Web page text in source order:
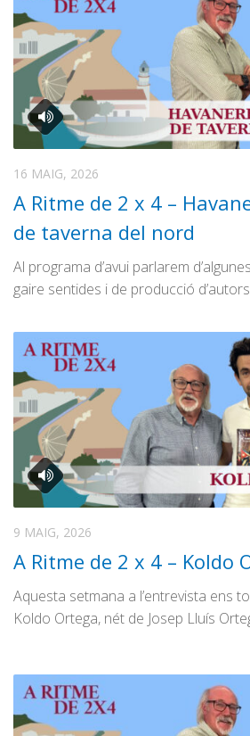
16 MAIG, 2026
A Ritme de 2 x 4 –
de taverna del nord
Al programa d’avui parlarem
gaire sentides i de producció
9 MAIG, 2026
A Ritme de 2 x 4 – Koldo
Aquesta setmana a l’entrevista ens
Koldo Ortega, nét de Josep Lluís